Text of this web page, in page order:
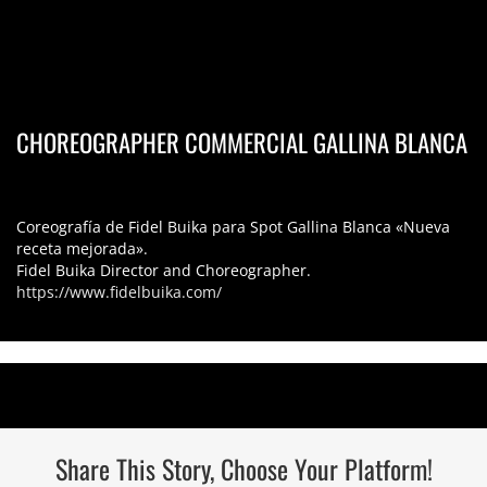
CHOREOGRAPHER COMMERCIAL GALLINA BLANCA
Coreografía de Fidel Buika para Spot Gallina Blanca «Nueva
receta mejorada».
Fidel Buika Director and Choreographer.
https://www.fidelbuika.com/
Share This Story, Choose Your Platform!